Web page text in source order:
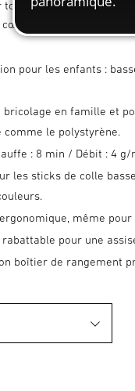
ce qui est sensible :
des parents.
pour les enfants :
bricolage en famille et
le polystyrène.
: 8 min / Débit : 4 g/
les sticks de colle
même
pour une
boîtier de rangement